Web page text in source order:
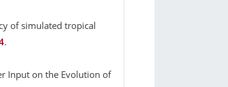
of simulated tropical
.
Input on the Evolution of